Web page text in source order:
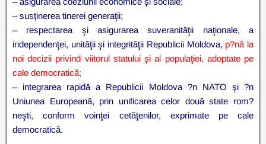
– susţinerea tinerei generaţii;
– respectarea şi asigurarea suveranităţii naţionale, a
independenţei, unităţii şi integrităţii Republicii Moldova, p?nă la
noi decizii privind viitorul statului şi al populaţiei, adoptate pe
cale democratică;
– integrarea rapidă a Republicii Moldova ?n NATO şi ?n
Uniunea Europeană, prin unificarea celor două state rom?
neşti, conform voinţei cetăţenilor, exprimate pe cale
democratică.